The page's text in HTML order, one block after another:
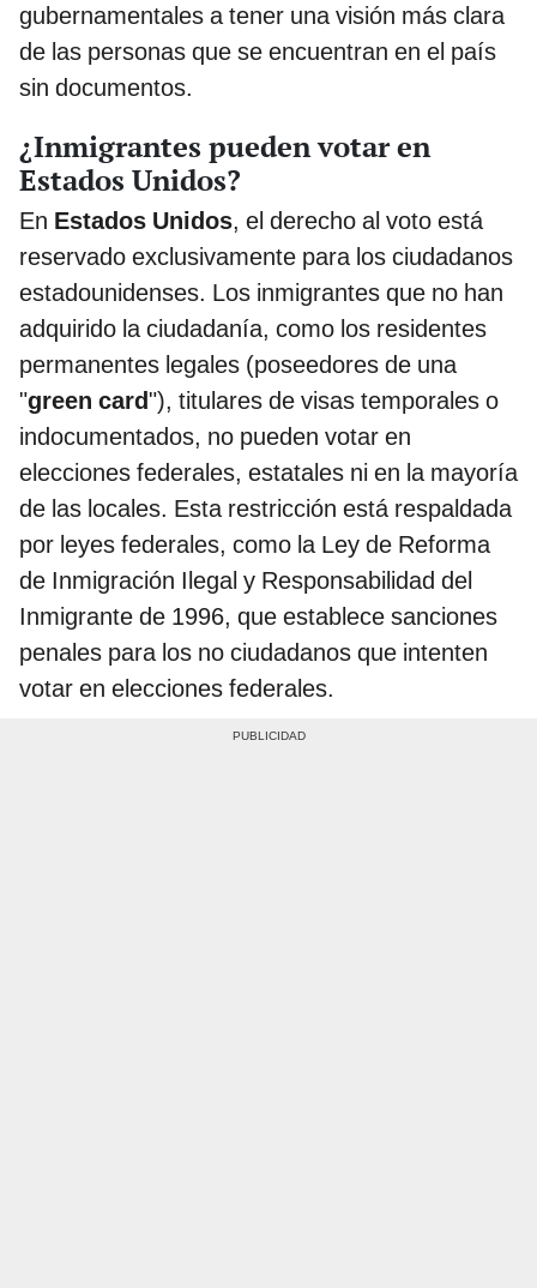
gubernamentales a tener una visión más clara
de las personas que se encuentran en el país
sin documentos.
¿Inmigrantes pueden votar en
Estados Unidos?
​En Estados Unidos, el derecho al voto está
reservado exclusivamente para los ciudadanos
estadounidenses. Los inmigrantes que no han
adquirido la ciudadanía, como los residentes
permanentes legales (poseedores de una
"green card"), titulares de visas temporales o
indocumentados, no pueden votar en
elecciones federales, estatales ni en la mayoría
de las locales. Esta restricción está respaldada
por leyes federales, como la Ley de Reforma
de Inmigración Ilegal y Responsabilidad del
Inmigrante de 1996, que establece sanciones
penales para los no ciudadanos que intenten
votar en elecciones federales.​